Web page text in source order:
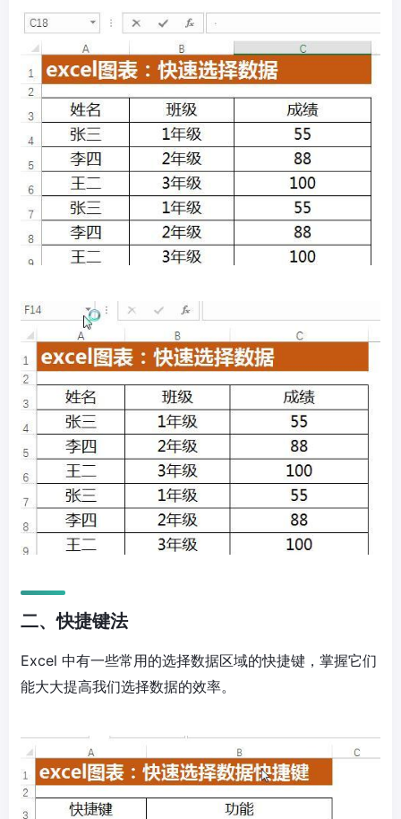
二、快捷键法
Excel 中有一些常用的选择数据区域的快捷键，掌握它们
能大大提高我们选择数据的效率。